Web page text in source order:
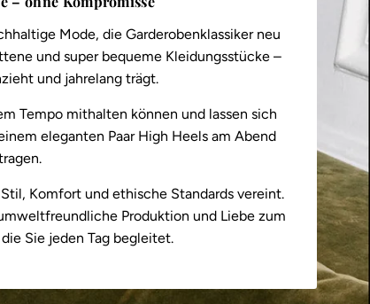
Mode, die Garderobenklassiker neu
und super bequeme Kleidungsstücke –
und jahrelang trägt.
Tempo mithalten können und lassen sich
eleganten Paar High Heels am Abend
Komfort und ethische Standards vereint.
Produktion und Liebe zum
Sie jeden Tag begleitet.